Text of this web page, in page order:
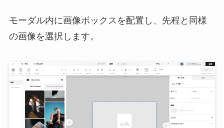
モーダル内に画像ボックスを配置し、先程と同様
の画像を選択します。